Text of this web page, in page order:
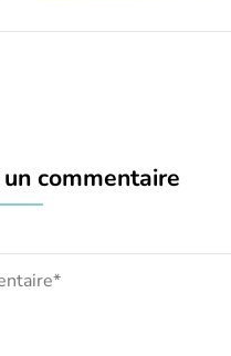
commentaire